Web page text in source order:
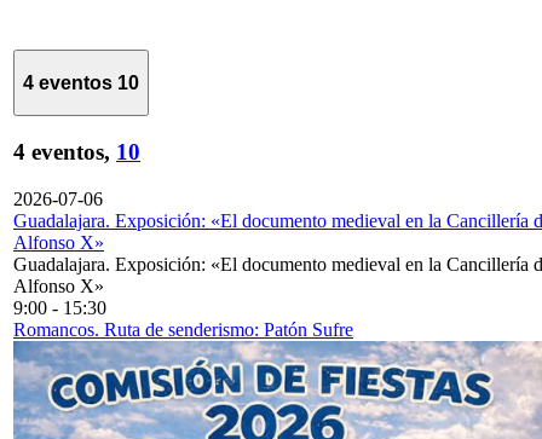
4 eventos 10
4 eventos, 10
2026-07-06
Guadalajara. Exposición: «El documento medieval en la Cancillería
Alfonso X»
Guadalajara. Exposición: «El documento medieval en la Cancillería
Alfonso X»
9:00 - 15:30
Romancos. Ruta de senderismo: Patón Sufre